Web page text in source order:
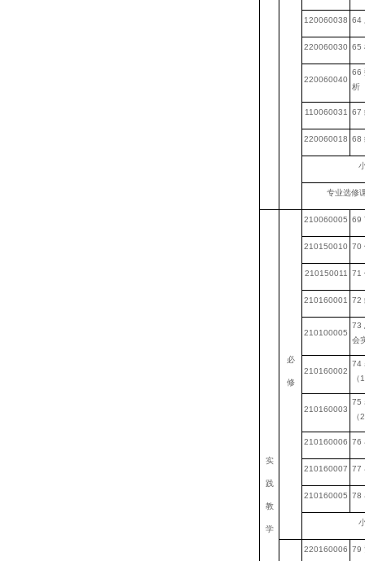
120060038 64
220060030 65
220060040
66
析
110060031 67
220060018 68
专业选修
实
践
教
学
必
修
210060005 69
210150010 70
210150011 71
210160001 72
210100005
73
会
210160002
74
（1
210160003
75
（2
210160006 76
210160007 77
210160005 78
220160006 79